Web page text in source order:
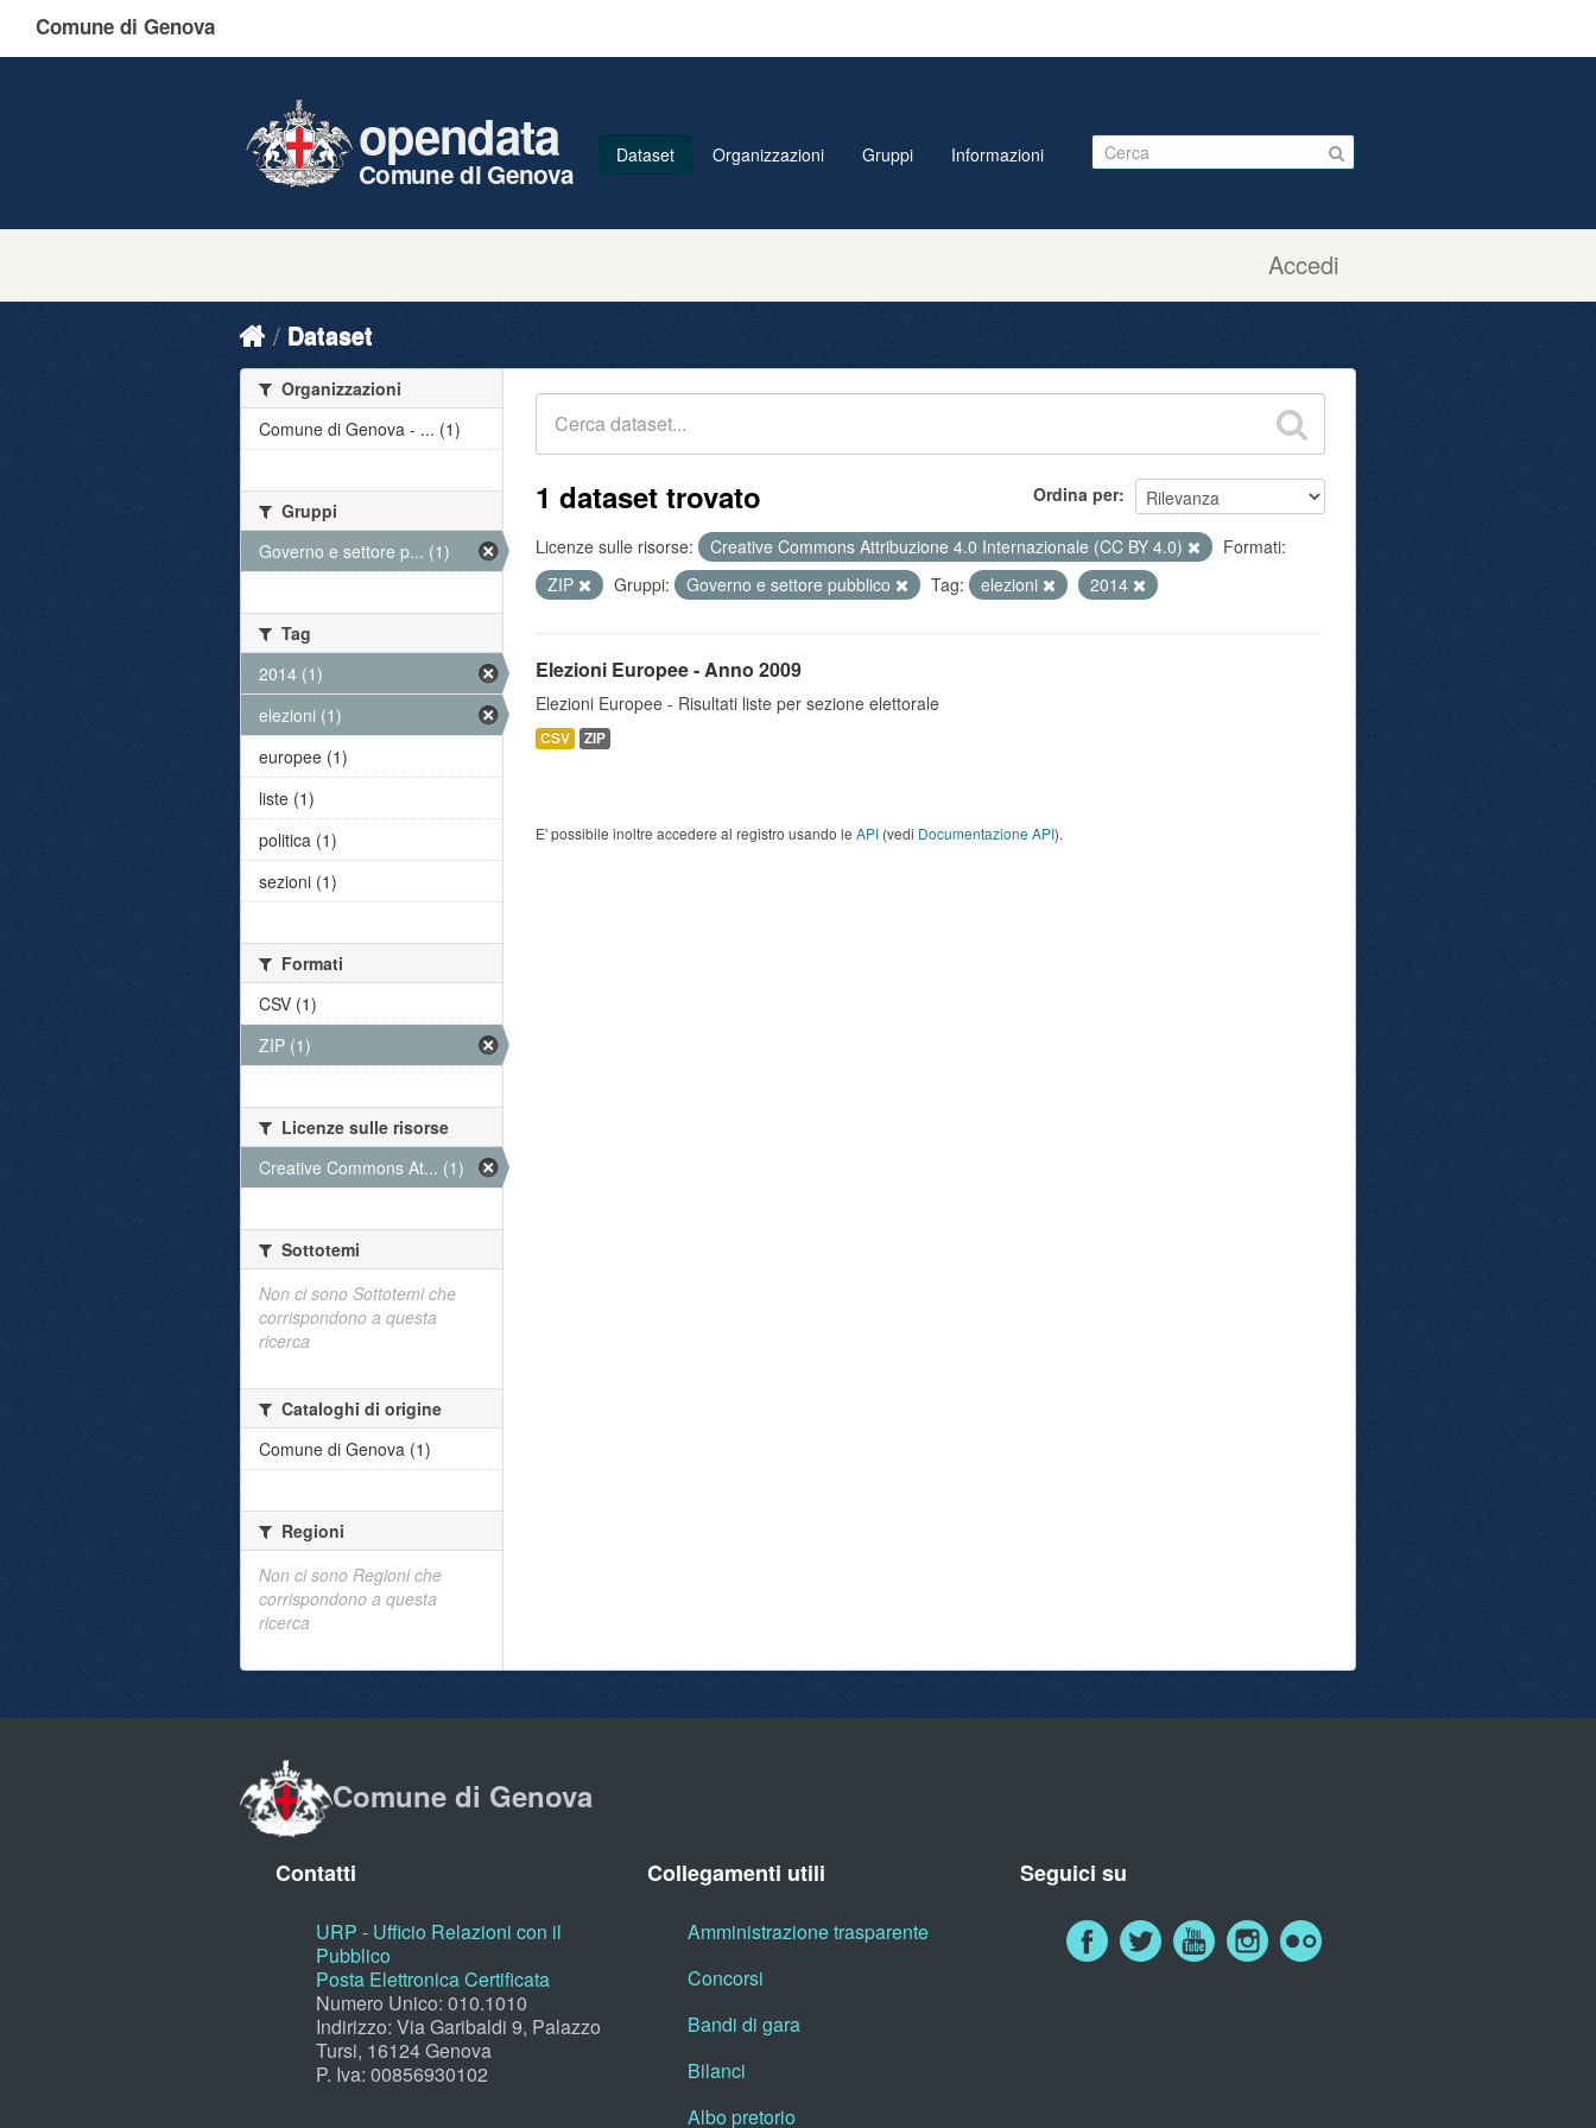
Comune di Genova
Accedi
opendata
Comune di Genova
Dataset Organizzazioni Gruppi Informazioni
Dataset
Ordina per
1 dataset trovato
Licenze sulle risorse: Creative Commons Attribuzione 4.0 Internazionale (CC BY 4.0)
Formati:
ZIP
Gruppi: Governo e settore pubblico Tag: elezioni 2014
Elezioni Europee - Anno 2009
Elezioni Europee - Risultati liste per sezione elettorale
CSV ZIP
E' possibile inoltre accedere al registro usando le API (vedi Documentazione API).
Organizzazioni
Comune di Genova - ... (1)
Gruppi
Governo e settore p... (1)
Tag
2014 (1)
elezioni (1)
europee (1)
liste (1)
politica (1)
sezioni (1)
Formati
CSV (1)
ZIP (1)
Licenze sulle risorse
Creative Commons At... (1)
Sottotemi
Non ci sono Sottotemi che
corrispondono a questa
ricerca
Cataloghi di origine
Comune di Genova (1)
Regioni
Non ci sono Regioni che
corrispondono a questa
ricerca
Comune di Genova
Contatti
URP - Ufficio Relazioni con il
Pubblico
Posta Elettronica Certificata
Numero Unico: 010.1010
Indirizzo: Via Garibaldi 9, Palazzo
Tursi, 16124 Genova
P. Iva: 00856930102
Collegamenti utili
Amministrazione trasparente
Concorsi
Bandi di gara
Bilanci
Albo pretorio
Seguici su